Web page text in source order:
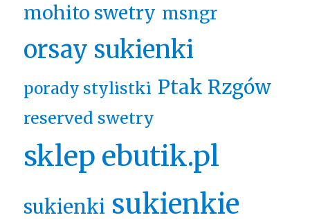
mohito swetry msngr
orsay sukienki
porady stylistki Ptak Rzgów
reserved swetry
sklep ebutik.pl
sukienki sukienkie